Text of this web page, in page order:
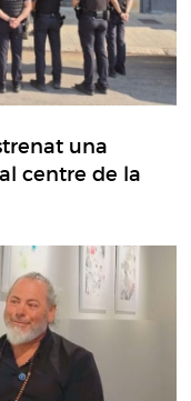
una
centre de la